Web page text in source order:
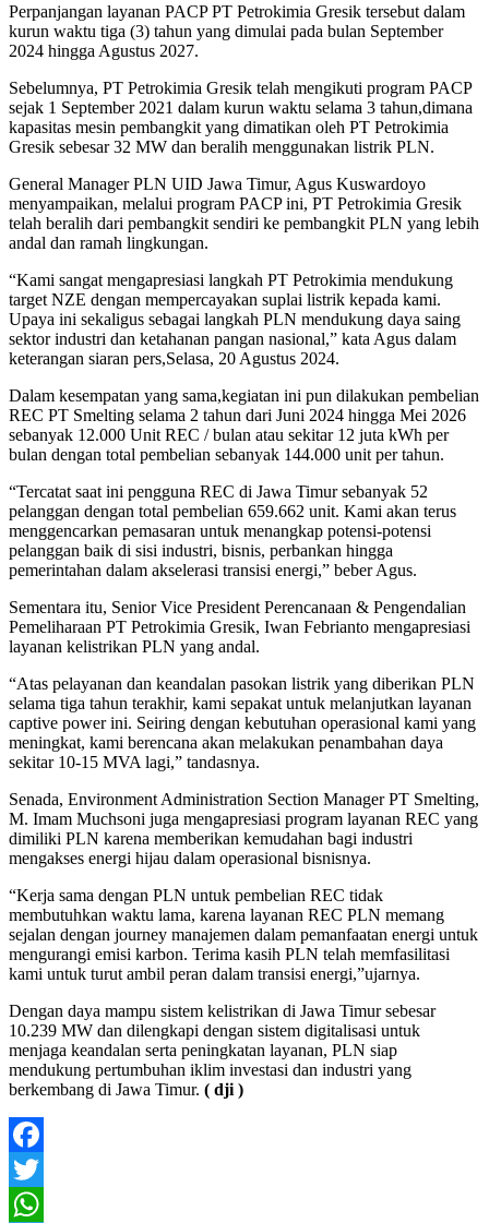
Perpanjangan layanan PACP PT Petrokimia Gresik tersebut dalam
kurun waktu tiga (3) tahun yang dimulai pada bulan September
2024 hingga Agustus 2027.
Sebelumnya, PT Petrokimia Gresik telah mengikuti program PACP
sejak 1 September 2021 dalam kurun waktu selama 3 tahun,dimana
kapasitas mesin pembangkit yang dimatikan oleh PT Petrokimia
Gresik sebesar 32 MW dan beralih menggunakan listrik PLN.
General Manager PLN UID Jawa Timur, Agus Kuswardoyo
menyampaikan, melalui program PACP ini, PT Petrokimia Gresik
telah beralih dari pembangkit sendiri ke pembangkit PLN yang lebih
andal dan ramah lingkungan.
“Kami sangat mengapresiasi langkah PT Petrokimia mendukung
target NZE dengan mempercayakan suplai listrik kepada kami.
Upaya ini sekaligus sebagai langkah PLN mendukung daya saing
sektor industri dan ketahanan pangan nasional,” kata Agus dalam
keterangan siaran pers,Selasa, 20 Agustus 2024.
Dalam kesempatan yang sama,kegiatan ini pun dilakukan pembelian
REC PT Smelting selama 2 tahun dari Juni 2024 hingga Mei 2026
sebanyak 12.000 Unit REC / bulan atau sekitar 12 juta kWh per
bulan dengan total pembelian sebanyak 144.000 unit per tahun.
“Tercatat saat ini pengguna REC di Jawa Timur sebanyak 52
pelanggan dengan total pembelian 659.662 unit. Kami akan terus
menggencarkan pemasaran untuk menangkap potensi-potensi
pelanggan baik di sisi industri, bisnis, perbankan hingga
pemerintahan dalam akselerasi transisi energi,” beber Agus.
Sementara itu, Senior Vice President Perencanaan & Pengendalian
Pemeliharaan PT Petrokimia Gresik, Iwan Febrianto mengapresiasi
layanan kelistrikan PLN yang andal.
“Atas pelayanan dan keandalan pasokan listrik yang diberikan PLN
selama tiga tahun terakhir, kami sepakat untuk melanjutkan layanan
captive power ini. Seiring dengan kebutuhan operasional kami yang
meningkat, kami berencana akan melakukan penambahan daya
sekitar 10-15 MVA lagi,” tandasnya.
Senada, Environment Administration Section Manager PT Smelting,
M. Imam Muchsoni juga mengapresiasi program layanan REC yang
dimiliki PLN karena memberikan kemudahan bagi industri
mengakses energi hijau dalam operasional bisnisnya.
“Kerja sama dengan PLN untuk pembelian REC tidak
membutuhkan waktu lama, karena layanan REC PLN memang
sejalan dengan journey manajemen dalam pemanfaatan energi untuk
mengurangi emisi karbon. Terima kasih PLN telah memfasilitasi
kami untuk turut ambil peran dalam transisi energi,”ujarnya.
Dengan daya mampu sistem kelistrikan di Jawa Timur sebesar
10.239 MW dan dilengkapi dengan sistem digitalisasi untuk
menjaga keandalan serta peningkatan layanan, PLN siap
mendukung pertumbuhan iklim investasi dan industri yang
berkembang di Jawa Timur. ( dji )
Facebook
Twitter